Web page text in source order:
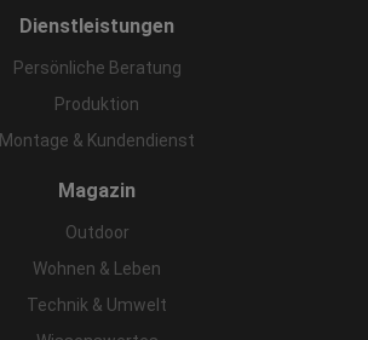
Dienstleistungen
Persönliche Beratung
Produktion
Montage & Kundendienst
Magazin
Outdoor
Wohnen & Leben
Technik & Umwelt